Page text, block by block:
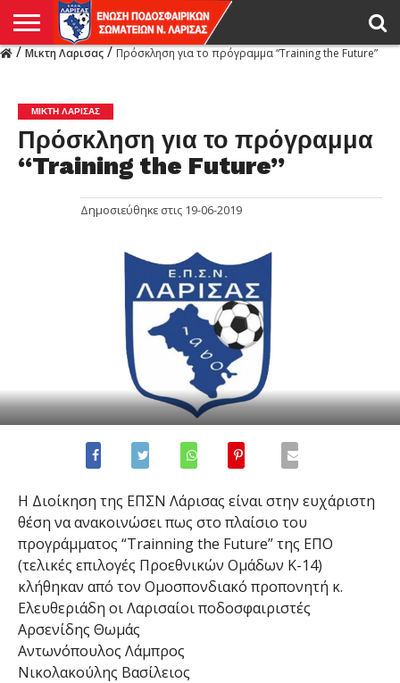
/Μικτη Λαρισας/Πρόσκληση για το πρόγραμμα “Training the Future”
ΜΙΚΤΗ ΛΑΡΙΣΑΣ
Πρόσκληση για το πρόγραμμα
“Training the Future”
Δημοσιεύθηκε στις 19-06-2019
Η Διοίκηση της ΕΠΣΝ Λάρισας είναι στην ευχάριστη
θέση να ανακοινώσει πως στο πλαίσιο του
προγράμματος “Trainning the Future” της ΕΠΟ
(τελικές επιλογές Προεθνικών Ομάδων Κ-14)
κλήθηκαν από τον Ομοσπονδιακό προπονητή κ.
Ελευθεριάδη οι Λαρισαίοι ποδοσφαιριστές
Αρσενίδης Θωμάς
Αντωνόπουλος Λάμπρος
Νικολακούλης Βασίλειος